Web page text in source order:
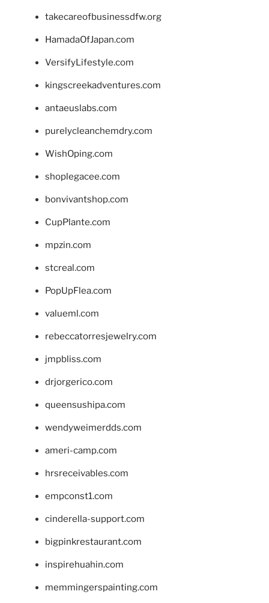
takecareofbusinessdfw.org
HamadaOfJapan.com
VersifyLifestyle.com
kingscreekadventures.com
antaeuslabs.com
purelycleanchemdry.com
WishOping.com
shoplegacee.com
bonvivantshop.com
CupPlante.com
mpzin.com
stcreal.com
PopUpFlea.com
valueml.com
rebeccatorresjewelry.com
jmpbliss.com
drjorgerico.com
queensushipa.com
wendyweimerdds.com
ameri-camp.com
hrsreceivables.com
empconst1.com
cinderella-support.com
bigpinkrestaurant.com
inspirehuahin.com
memmingerspainting.com